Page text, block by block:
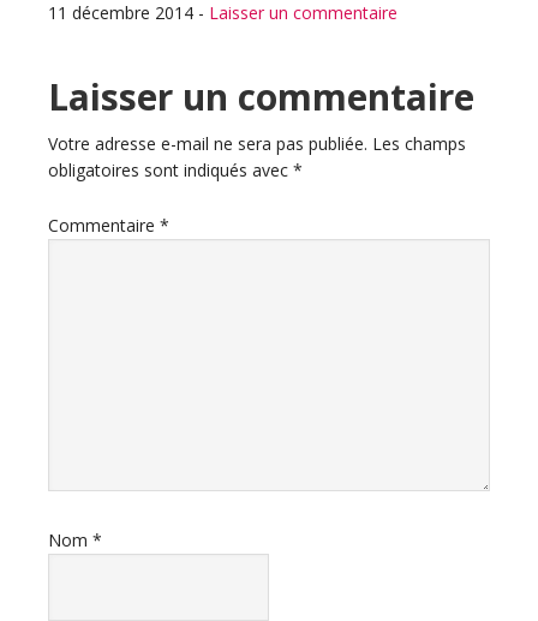
11 décembre 2014 - Laisser un commentaire
Interactions
du
lecteur
Laisser un commentaire
Votre adresse e-mail ne sera pas publiée. Les champs
obligatoires sont indiqués avec *
Commentaire *
Nom *